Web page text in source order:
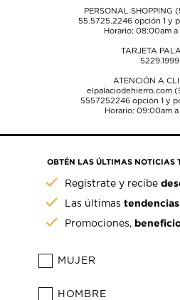
PERSONAL SHOPPING
55.5725.2246opción 1 y
Horario: 08:00am
TARJETA
5229.1999
ATENCIÓN A
elpalaciodehierro.com
5557252246opción 1 y
Horario: 09:00am
OBTÉN LAS ÚLTIMAS NOTICIAS
Regístrate y recibe
Las últimastendencias
Promociones,
MUJER
HOMBRE